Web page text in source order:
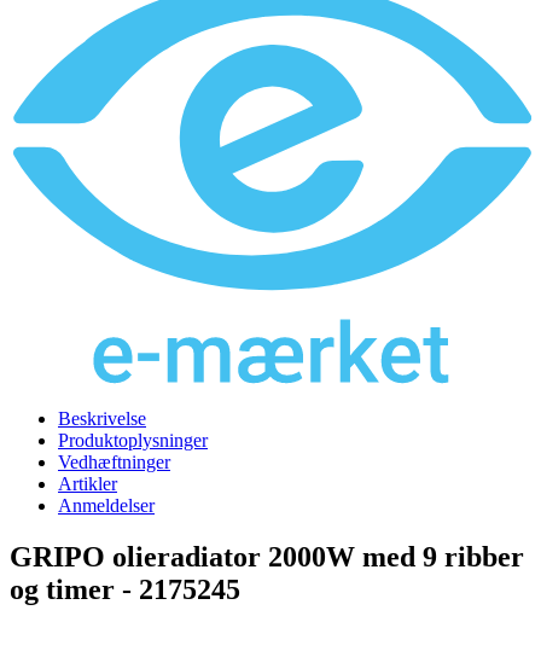
Beskrivelse
Produktoplysninger
Vedhæftninger
Artikler
Anmeldelser
GRIPO olieradiator 2000W med 9 ribber
og timer - 2175245